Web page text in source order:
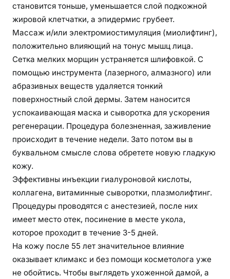
становится тоньше, уменьшается слой подкожной
жировой клетчатки, а эпидермис грубеет.
Массаж и/или электромиостимуляция (миолифтинг),
положительно влияющий на тонус мышц лица.
Сетка мелких морщин устраняется шлифовкой. С
помощью инструмента (лазерного, алмазного) или
абразивных веществ удаляется тонкий
поверхностный слой дермы. Затем наносится
успокаивающая маска и сыворотка для ускорения
регенерации. Процедура болезненная, заживление
происходит в течение недели. Зато потом вы в
буквальном смысле слова обретете новую гладкую
кожу.
Эффективны инъекции гиалуроновой кислоты,
коллагена, витаминные сыворотки, плазмолифтинг.
Процедуры проводятся с анестезией, после них
имеет место отек, посинение в месте укола,
которое проходит в течение 3-5 дней.
На кожу после 55 лет значительное влияние
оказывает климакс и без помощи косметолога уже
не обойтись. Чтобы выглядеть ухоженной дамой, а